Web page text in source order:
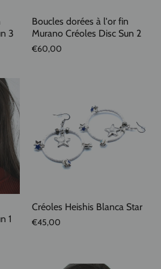
3
Boucles dorées à l'or fin
Murano Créoles Disc Sun 2
€60,00
1
Créoles Heishis Blanca Star
€45,00